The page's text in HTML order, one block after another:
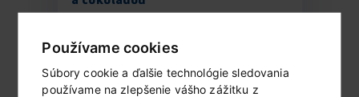
Používame cookies
Súbory cookie a ďalšie technológie sledovania
používame na zlepšenie vášho zážitku z
ČÍTAŤ ĎALEJ...